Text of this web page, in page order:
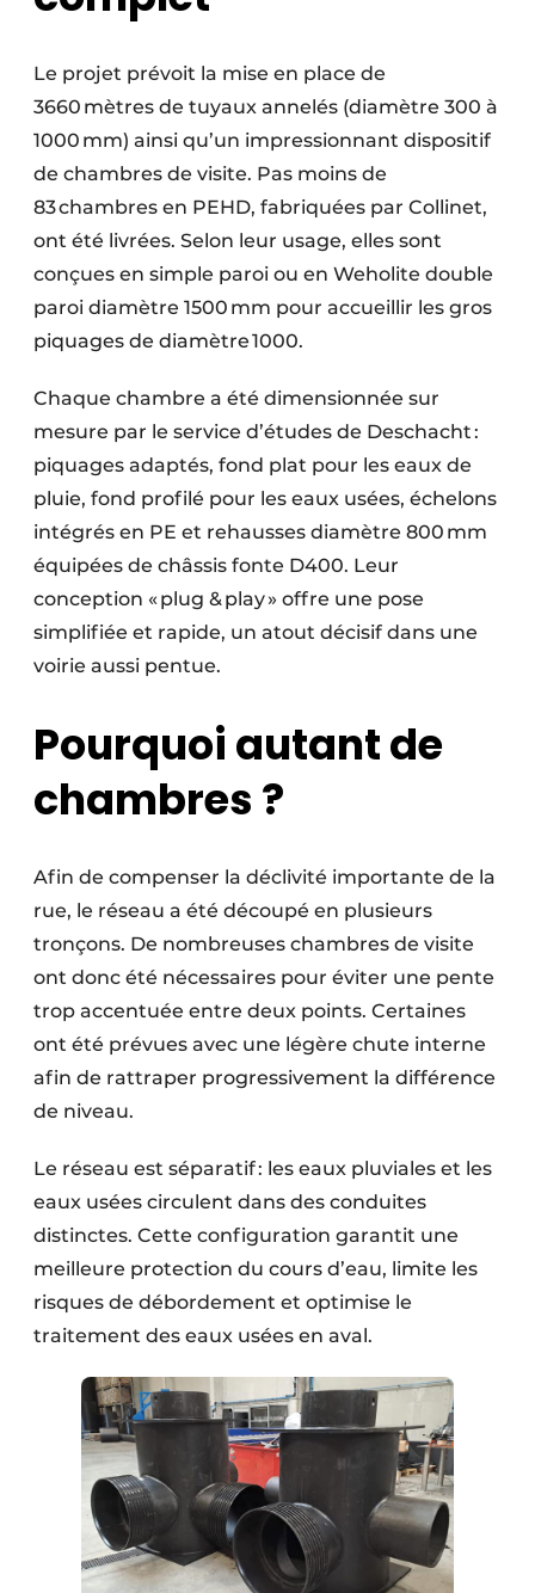
Le projet prévoit la mise en place de
3660 mètres de tuyaux annelés (diamètre 300 à
1000 mm) ainsi qu’un impressionnant dispositif
de chambres de visite. Pas moins de
83 chambres en PEHD, fabriquées par Collinet,
ont été livrées. Selon leur usage, elles sont
conçues en simple paroi ou en Weholite double
paroi diamètre 1500 mm pour accueillir les gros
piquages de diamètre 1000.
Chaque chambre a été dimensionnée sur
mesure par le service d’études de Deschacht :
piquages adaptés, fond plat pour les eaux de
pluie, fond profilé pour les eaux usées, échelons
intégrés en PE et rehausses diamètre 800 mm
équipées de châssis fonte D400. Leur
conception « plug & play » offre une pose
simplifiée et rapide, un atout décisif dans une
voirie aussi pentue.
Pourquoi autant de
chambres ?
Afin de compenser la déclivité importante de la
rue, le réseau a été découpé en plusieurs
tronçons. De nombreuses chambres de visite
ont donc été nécessaires pour éviter une pente
trop accentuée entre deux points. Certaines
ont été prévues avec une légère chute interne
afin de rattraper progressivement la différence
de niveau.
Le réseau est séparatif : les eaux pluviales et les
eaux usées circulent dans des conduites
distinctes. Cette configuration garantit une
meilleure protection du cours d’eau, limite les
risques de débordement et optimise le
traitement des eaux usées en aval.